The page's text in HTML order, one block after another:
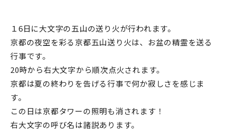
１6日に大文字の五山の送り火が行われます。
京都の夜空を彩る京都五山送り火は、お盆の精霊を送る
行事です。
20時から右大文字から順次点火されます。
京都は夏の終わりを告げる行事で何か寂しさを感じま
す。
この日は京都タワーの照明も消されます！
右大文字の呼び名は諸説あります。